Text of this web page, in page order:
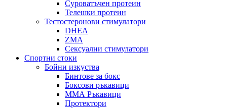
Суроватъчен протеин
Телешки протеин
Тестостеронови стимулатори
DHEA
ZMA
Сексуални стимулатори
Спортни стоки
Бойни изкуства
Бинтове за бокс
Боксови ръкавици
ММА Ръкавици
Протектори